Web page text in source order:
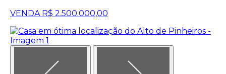
VENDA R$ 2.500.000,00